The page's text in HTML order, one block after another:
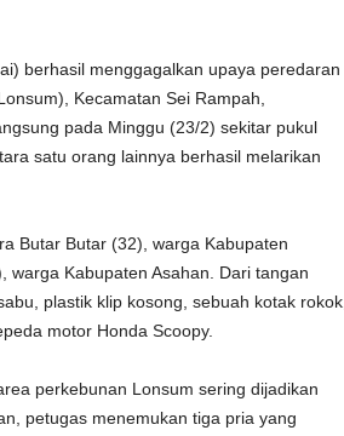
berhasil menggagalkan upaya peredaran
Kecamatan Sei Rampah,
pada Minggu (23/2) sekitar pukul
satu orang lainnya berhasil melarikan
Butar Butar (32), warga Kabupaten
warga Kabupaten Asahan. Dari tangan
plastik klip kosong, sebuah kotak rokok,
motor Honda Scoopy.
perkebunan Lonsum sering dijadikan
petugas menemukan tiga pria yang